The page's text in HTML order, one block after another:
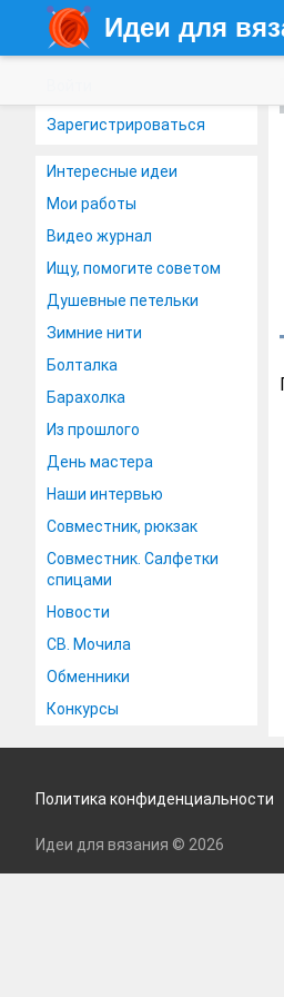
Идеи для
Зарегистрироваться
Интересные идеи
Мои работы
Видео журнал
Ищу, помогите советом
Душевные петельки
Зимние нити
Болталка
Барахолка
Из прошлого
День мастера
Наши интервью
Совместник, рюкзак
Совместник. Салфетки
спицами
Новости
СВ. Мочила
Обменники
Конкурсы
Политика конфиденциальности
Идеи для вязания © 2026